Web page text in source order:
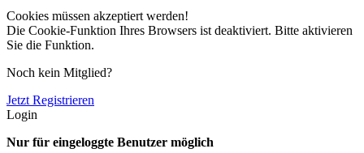
Cookies müssen akzeptiert werden!
Die Cookie-Funktion Ihres Browsers ist deaktiviert. Bitte aktivieren
Sie die Funktion.
Noch kein Mitglied?
Jetzt Registrieren
Login
Nur für eingeloggte Benutzer möglich